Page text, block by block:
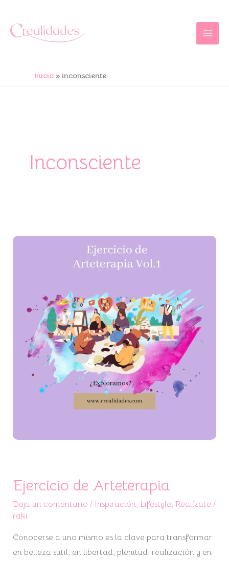
contenido
Inicio inconsciente
Inconsciente
Ejercicio de Arteterapia
Deja un comentario / Inspiración, Lifestyle, Realízate /
raki
Conocerse a uno mismo es la clave para transformar
en belleza sutil, en libertad, plenitud, realización y en
de